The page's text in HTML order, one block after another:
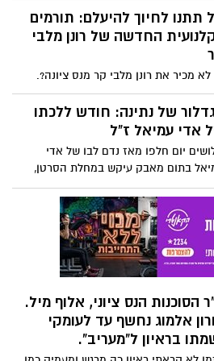
מש"קית מתנדבים במחוז ירושלים
נבחרה למצטיינת אלוף על פועלה
ליאם מגשימה חזון אישי בעבודתה
אוכלוסייה מבוגרת, תוך מתן יחס חם וקשר
עמוק. עבורה, ההצטיינות היא ביטוי
אחרים דרך הקשבה, אכפתיות ועשייה
לנדרש.
תתנו לחיוך להיעלם: תורמים
החדשה של רונן מלבי
לא מכיר את רונן מלבי קר מנס ציונה?.
גניבת הקלנועית שלו מתגייסת העיר
עבורו כלי חדש ולהחזיר את לו את
להתפרנס ולהמתיק את החיים של
שאיש לא נשאר מאחור.
של נתינה: חודש ללכתו
אדי עמיאל ז"ל
יום חלפו מאז נדם לבו של אדי
בתום מאבק עיקש במחלת הסרטן,
שהותיר אחריו בקהילה ובקרב מוקיריו
הולך ומעמיק, כשדמותו המאירה ממשיכה
השראה ומופת לעשייה.
הסוכנות הנס ציוני, אלוף מיל.
אלמוג נחשף עד לעומקי
בראיון ל"מעריב".